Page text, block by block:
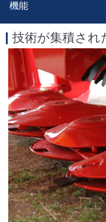
機能
技術が集積され